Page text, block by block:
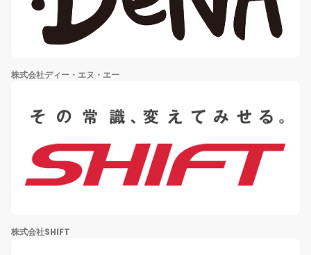
株式会社ディー・エヌ・エー
株式会社SHIFT